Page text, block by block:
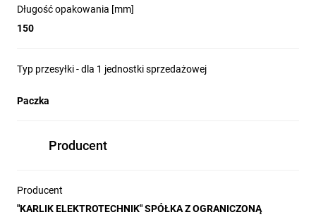
Długość opakowania [mm]
150
Typ przesyłki - dla 1 jednostki sprzedażowej
Paczka
Producent
Producent
"KARLIK ELEKTROTECHNIK" SPÓŁKA Z OGRANICZONĄ